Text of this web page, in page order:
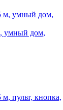
умный дом,